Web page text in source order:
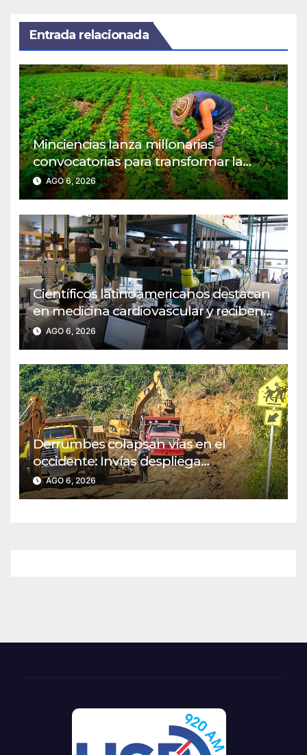
Entrada relacionada
Minciencias lanza millonarias
convocatorias para transformar la
agroindustria en regiones PDET
AGO 6, 2026
Científicos latinoamericanos destacan
en medicina cardiovascular y reciben
reconocimiento del MIT
AGO 6, 2026
Derrumbes colapsan vías en el
occidente: Invías despliega
maquinaria en emergencia
AGO 6, 2026